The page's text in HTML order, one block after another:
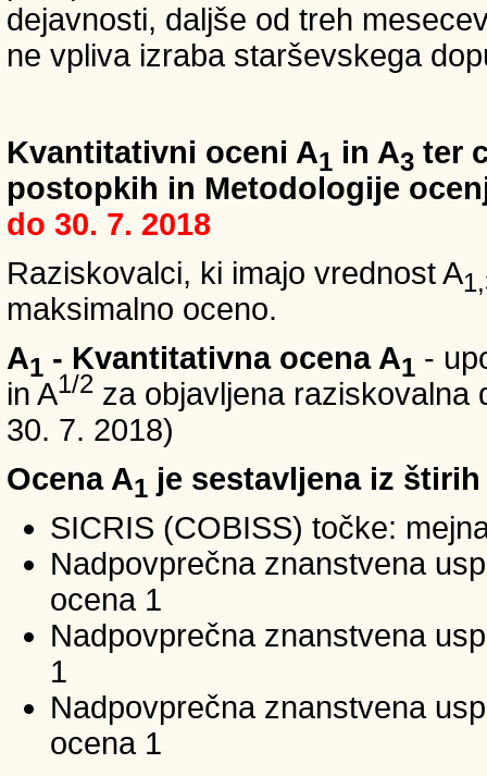
dejavnosti, daljše od treh
ne vpliva izraba starševskega
Kvantitativni oceni A1 in A3 ter
postopkih in Metodologije
do 30. 7. 2018
Raziskovalci, ki imajo vrednost A
maksimalno oceno.
A1 - Kvantitativna ocena A1 -
in A1/2 za objavljena raziskovalna
30. 7. 2018)
Ocena A1 je sestavljena iz
SICRIS (COBISS) točke:
Nadpovprečna znanstvena
ocena 1
Nadpovprečna znanstvena
1
Nadpovprečna znanstvena
ocena 1